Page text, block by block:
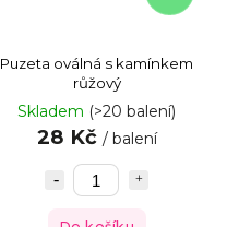
Puzeta oválná s kamínkem
růžový
Skladem (>20 balení)
28 Kč / balení